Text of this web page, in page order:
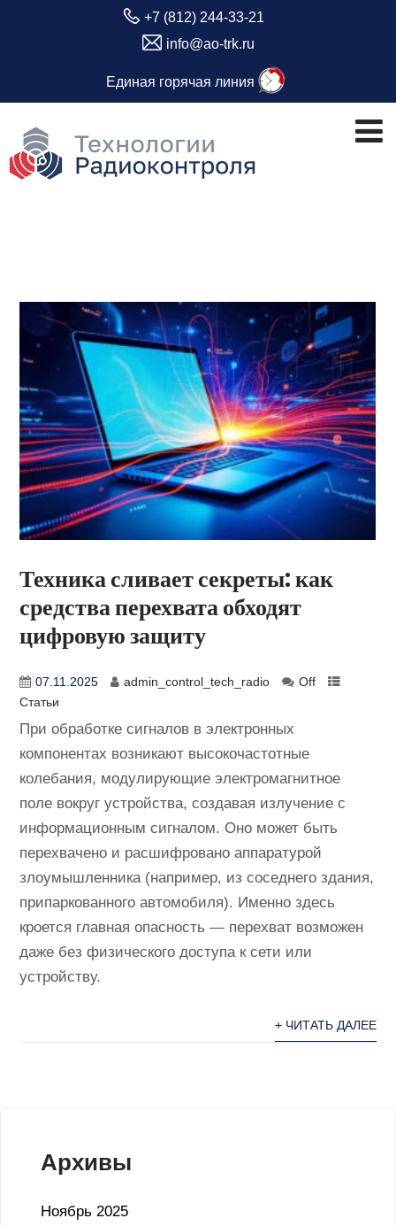
+7 (812) 244-33-21
info@ao-trk.ru
Единая горячая линия
Техника сливает секреты: как
средства перехвата обходят
цифровую защиту
07.11.2025 admin_control_tech_radio
Off
Статьи
При обработке сигналов в электронных
компонентах возникают высокочастотные
колебания, модулирующие электромагнитное
поле вокруг устройства, создавая излучение с
информационным сигналом. Оно может быть
перехвачено и расшифровано аппаратурой
злоумышленника (например, из соседнего здания,
припаркованного автомобиля). Именно здесь
кроется главная опасность — перехват возможен
даже без физического доступа к сети или
устройству.
+ ЧИТАТЬ ДАЛЕЕ
Архивы
Ноябрь 2025